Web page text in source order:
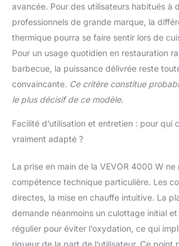
avancée. Pour des utilisateurs habitués à
professionnels de grande marque, la
thermique pourra se faire sentir lors de
Pour un usage quotidien en restauration
barbecue, la puissance délivrée reste
convaincante. Ce critère constitue
le plus décisif de ce modèle.
Facilité d’utilisation et entretien : pour qui
vraiment adapté ?
La prise en main de la VEVOR 4000 W
compétence technique particulière. Les
directes, la mise en chauffe intuitive. La
demande néanmoins un culottage initial
régulier pour éviter l’oxydation, ce qui
rigueur de la part de l’utilisateur. Ce point